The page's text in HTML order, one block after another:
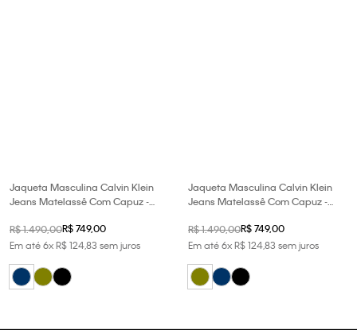
Jaqueta Masculina Calvin Klein
Jeans Matelassê Com Capuz -
R$1.490,00R$749,00
Em até6xR$12483 sem juros
Jaqueta Masculina Calvin Klein
Jeans Matelassê Com Capuz -
R$1.490,00R$749,00
Em até6xR$12483 sem juros